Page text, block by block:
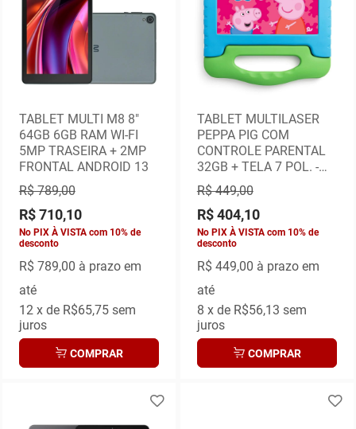
TABLET MULTI M8 8"
64GB 6GB RAM WI-FI
5MP TRASEIRA + 2MP
FRONTAL ANDROID 13
R$ 789,00
R$ 710,10
No PIX À VISTA com 10% de
desconto
R$ 789,00 à prazo em
até
12 x de R$65,75sem
juros
COMPRAR
TABLET MULTILASER
PEPPA PIG COM
CONTROLE PARENTAL
32GB + TELA 7 POL. -
PRETO - NB375 -
MULTILASER
R$ 449,00
R$ 404,10
No PIX À VISTA com 10% de
desconto
R$ 449,00 à prazo em
até
8 x de R$56,13 sem
juros
COMPRAR